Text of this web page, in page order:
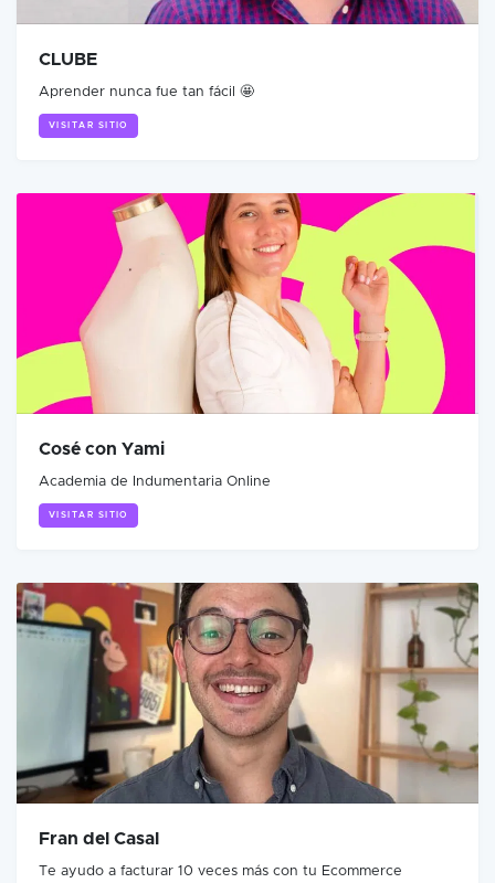
CLUBE
Aprender nunca fue tan fácil 🤩
VISITAR SITIO
Cosé con Yami
Academia de Indumentaria Online
VISITAR SITIO
Fran del Casal
Te ayudo a facturar 10 veces más con tu Ecommerce